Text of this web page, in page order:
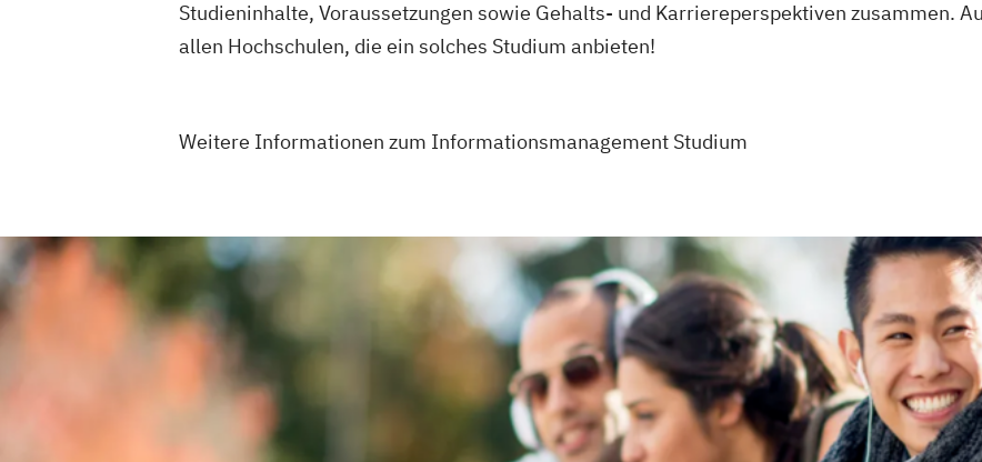
Studieninhalte, Voraussetzungen sowie Gehalts- und Karriereperspektiven zusammen.
allen Hochschulen, die ein solches Studium anbieten!
Weitere Informationen zum Informationsmanagement Studium